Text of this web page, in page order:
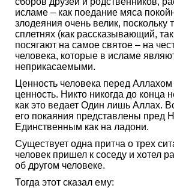
исламе – как поедание мяса
злодеяния очень велик, поскольку
сплетнях (как рассказывающий,
посягают на самое святое – на
человека, которые в исламе
неприкасаемыми.
Ценность человека перед
ценность. Никто никогда до конца
как это ведает Один лишь Аллах.
его покаяния представлены пред
Единственным как на ладони.
Существует одна притча о трех
человек пришел к соседу и хотел
об другом человеке.
Тогда этот сказал ему: